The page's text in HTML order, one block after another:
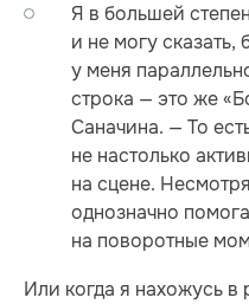
Я в большей
и не могу сказать,
у меня
строка — это же
Саначина. — То
не настолько
на сцене.
однозначно
на поворотные
Или когда я нахожусь в